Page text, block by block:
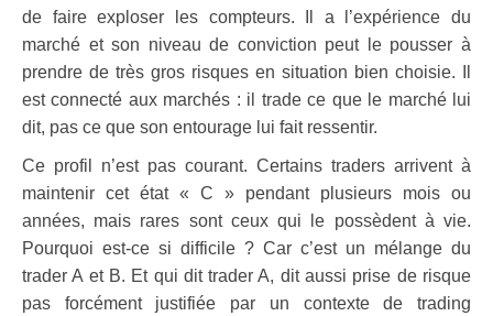
de faire exploser les compteurs. Il a l’expérience du
marché et son niveau de conviction peut le pousser à
prendre de très gros risques en situation bien choisie. Il
est connecté aux marchés : il trade ce que le marché lui
dit, pas ce que son entourage lui fait ressentir.
Ce profil n’est pas courant. Certains traders arrivent à
maintenir cet état « C » pendant plusieurs mois ou
années, mais rares sont ceux qui le possèdent à vie.
Pourquoi est-ce si difficile ? Car c’est un mélange du
trader A et B. Et qui dit trader A, dit aussi prise de risque
pas forcément justifiée par un contexte de trading